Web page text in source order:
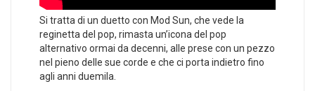
Si tratta di un duetto con Mod Sun, che vede la
reginetta del pop, rimasta un’icona del pop
alternativo ormai da decenni, alle prese con un pezzo
nel pieno delle sue corde e che ci porta indietro fino
agli anni duemila.